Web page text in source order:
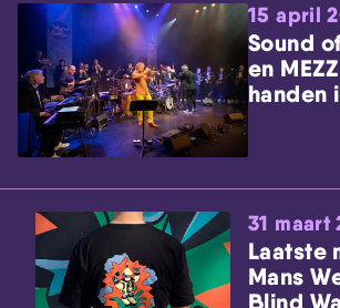
15 april
Sound
en
handen
31 maart
Laatste
Mans
Blind